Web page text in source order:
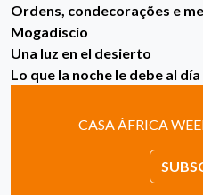
Ordens, condecorações e
Mogadiscio
Una luz en el desierto
Lo que la noche le debe al día
CASA ÁFRICA